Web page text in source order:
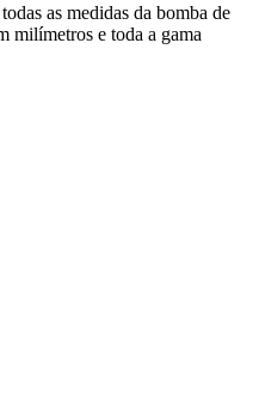
as medidas da bomba de
milímetros e toda a gama